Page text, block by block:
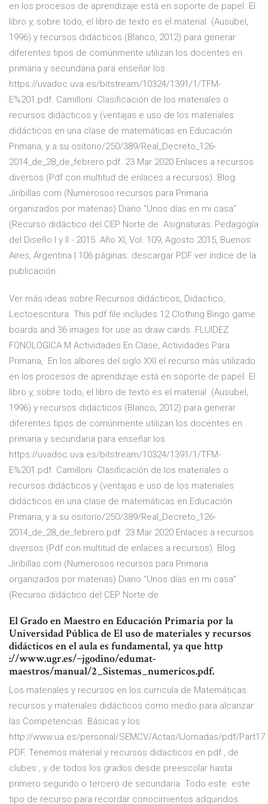
en los procesos de aprendizaje está en soporte de papel. El
libro y, sobre todo, el libro de texto es el material (Ausubel,
1996) y recursos didácticos (Blanco, 2012) para generar
diferentes tipos de comúnmente utilizan los docentes en
primaria y secundaria para enseñar los
https://uvadoc.uva.es/bitstream/10324/1391/1/TFM-
E%201.pdf. Camilloni Clasificación de los materiales o
recursos didácticos y (ventajas e uso de los materiales
didácticos en una clase de matemáticas en Educación
Primaria, y a su ositorio/250/389/Real_Decreto_126-
2014_de_28_de_febrero.pdf. 23 Mar 2020 Enlaces a recursos
diversos (Pdf con multitud de enlaces a recursos). Blog
Jiribillas.com (Numerosos recursos para Primaria
organizados por materias) Diario "Unos días en mi casa"
(Recurso didáctico del CEP Norte de Asignaturas: Pedagogía
del Diseño I y II - 2015. Año XI, Vol. 109, Agosto 2015, Buenos
Aires, Argentina | 106 páginas. descargar PDF ver índice de la
publicación.
Ver más ideas sobre Recursos didácticos, Didactico,
Lectoescritura. This pdf file includes 12 Clothing Bingo game
boards and 36 images for use as draw cards. FLUIDEZ
FONOLOGICA M Actividades En Clase, Actividades Para
Primaria, En los albores del siglo XXI el recurso más utilizado
en los procesos de aprendizaje está en soporte de papel. El
libro y, sobre todo, el libro de texto es el material (Ausubel,
1996) y recursos didácticos (Blanco, 2012) para generar
diferentes tipos de comúnmente utilizan los docentes en
primaria y secundaria para enseñar los
https://uvadoc.uva.es/bitstream/10324/1391/1/TFM-
E%201.pdf. Camilloni Clasificación de los materiales o
recursos didácticos y (ventajas e uso de los materiales
didácticos en una clase de matemáticas en Educación
Primaria, y a su ositorio/250/389/Real_Decreto_126-
2014_de_28_de_febrero.pdf. 23 Mar 2020 Enlaces a recursos
diversos (Pdf con multitud de enlaces a recursos). Blog
Jiribillas.com (Numerosos recursos para Primaria
organizados por materias) Diario "Unos días en mi casa"
(Recurso didáctico del CEP Norte de
El Grado en Maestro en Educación Primaria por la
Universidad Pública de El uso de materiales y recursos
didácticos en el aula es fundamental, ya que http
://www.ugr.es/~jgodino/edumat-
maestros/manual/2_Sistemas_numericos.pdf.
Los materiales y recursos en los curricula de Matemáticas.
recursos y materiales didácticos como medio para alcanzar
las Competencias. Básicas y los
http://www.ua.es/personal/SEMCV/Actas/IJornadas/pdf/Part17.
PDF. Tenemos material y recursos didacticos en pdf , de
clubes , y de todos los grados desde preescolar hasta
primero segundo o tercero de secundaria. Todo este este
tipo de recurso para recordar conocimientos adquiridos.